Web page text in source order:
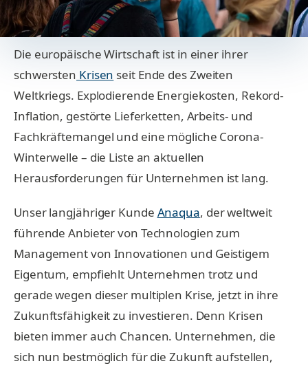
Die europäische Wirtschaft ist in einer ihrer
schwersten Krisen seit Ende des Zweiten
Weltkriegs. Explodierende Energiekosten, Rekord-
Inflation, gestörte Lieferketten, Arbeits- und
Fachkräftemangel und eine mögliche Corona-
Winterwelle – die Liste an aktuellen
Herausforderungen für Unternehmen ist lang.
Unser langjähriger Kunde Anaqua, der weltweit
führende Anbieter von Technologien zum
Management von Innovationen und Geistigem
Eigentum, empfiehlt Unternehmen trotz und
gerade wegen dieser multiplen Krise, jetzt in ihre
Zukunftsfähigkeit zu investieren. Denn Krisen
bieten immer auch Chancen. Unternehmen, die
sich nun bestmöglich für die Zukunft aufstellen,